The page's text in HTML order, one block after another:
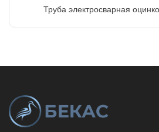
Труба электросварная